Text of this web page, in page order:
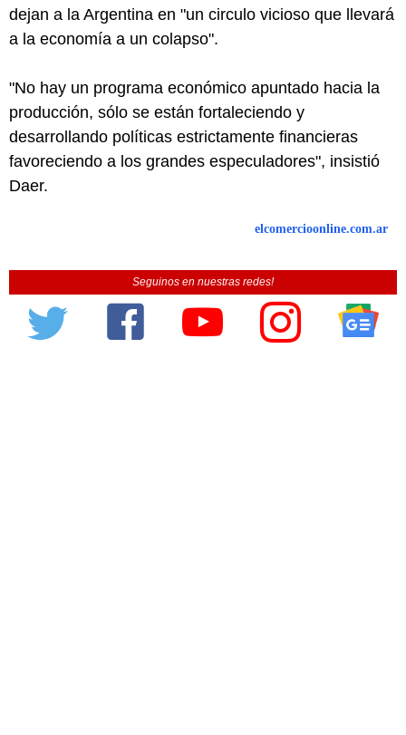
dejan a la Argentina en "un circulo vicioso que llevará
a la economía a un colapso".
"No hay un programa económico apuntado hacia la
producción, sólo se están fortaleciendo y
desarrollando políticas estrictamente financieras
favoreciendo a los grandes especuladores", insistió
Daer.
elcomercioonline.com.ar
Seguinos en nuestras redes!